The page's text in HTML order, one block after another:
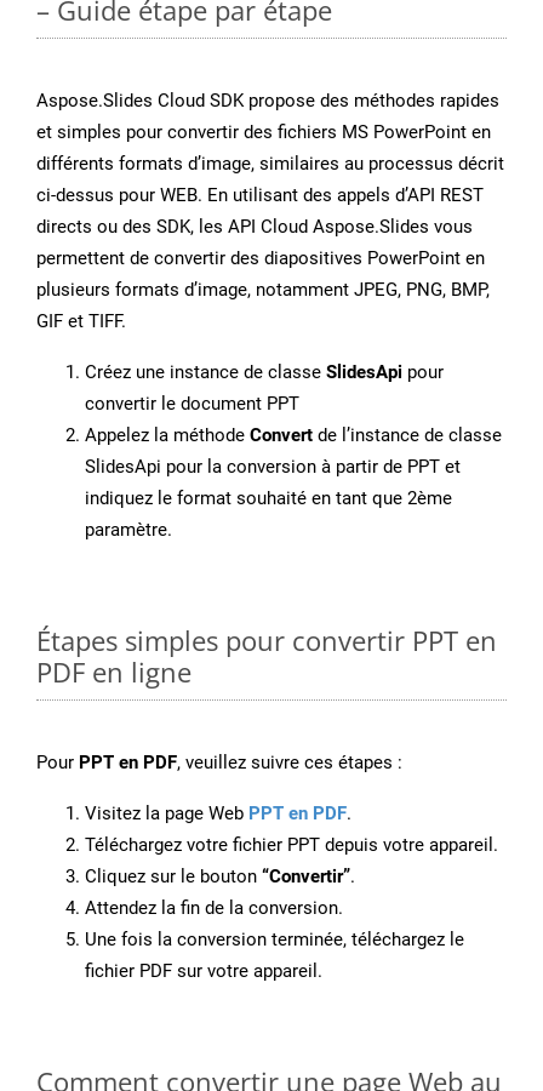
– Guide étape par étape
Aspose.Slides Cloud SDK propose des méthodes rapides
et simples pour convertir des fichiers MS PowerPoint en
différents formats d’image, similaires au processus décrit
ci-dessus pour WEB. En utilisant des appels d’API REST
directs ou des SDK, les API Cloud Aspose.Slides vous
permettent de convertir des diapositives PowerPoint en
plusieurs formats d’image, notamment JPEG, PNG, BMP,
GIF et TIFF.
Créez une instance de classe SlidesApi pour
convertir le document PPT
Appelez la méthode Convert de l’instance de classe
SlidesApi pour la conversion à partir de PPT et
indiquez le format souhaité en tant que 2ème
paramètre.
Étapes simples pour convertir PPT en
PDF en ligne
Pour PPT en PDF, veuillez suivre ces étapes :
Visitez la page Web PPT en PDF.
Téléchargez votre fichier PPT depuis votre appareil.
Cliquez sur le bouton “Convertir”.
Attendez la fin de la conversion.
Une fois la conversion terminée, téléchargez le
fichier PDF sur votre appareil.
Comment convertir une page Web au